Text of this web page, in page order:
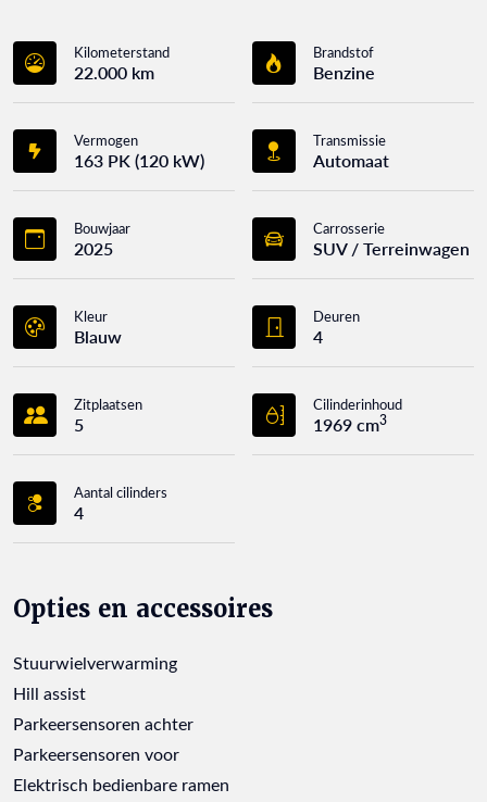
Kilometerstand
22.000 km
Brandstof
Benzine
Vermogen
163 PK (120 kW)
Transmissie
Automaat
Bouwjaar
2025
Carrosserie
SUV / Terreinwagen
Kleur
Blauw
Deuren
4
Zitplaatsen
5
Cilinderinhoud
1969 cm3
Aantal cilinders
4
Opties en accessoires
Stuurwielverwarming
Hill assist
Parkeersensoren achter
Parkeersensoren voor
Elektrisch bedienbare ramen